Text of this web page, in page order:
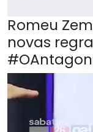
Romeu
novas